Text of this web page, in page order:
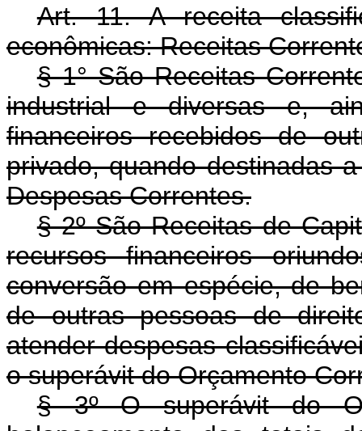
Art. 11. A receita
econômicas: Receitas
§ 1° São Receitas
industrial e diversas e,
financeiros recebidos de
privado, quando destinadas
Despesas Correntes.
§ 2º São Receitas de
recursos financeiros
conversão em espécie, de
de outras pessoas de
atender despesas
o superávit do Orçamento
§ 3º O superávit do